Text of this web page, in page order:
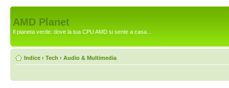
AMD Planet
Il pianeta verde: dove la tua CPU AMD si sente a casa...
Indice ‹ Tech ‹ Audio & Multimedia